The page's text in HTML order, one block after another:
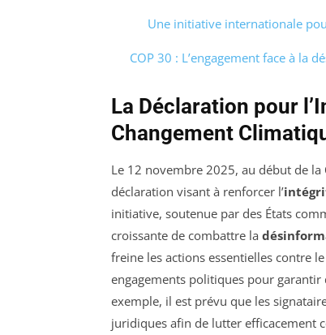
Une initiative internationale
COP 30 : L’engagement face à la
La Déclaration pour
Changement
Le 12 novembre 2025, au début de la
déclaration visant à renforcer l’
initiative, soutenue par des États
croissante de combattre la
freine les actions essentielles contre
engagements politiques pour garantir
exemple, il est prévu que les
juridiques afin de lutter efficacement